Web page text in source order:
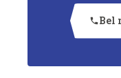
Bel
phone